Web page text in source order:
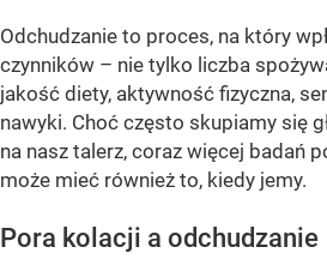
Odchudzanie to proces, na który
czynników – nie tylko liczba
jakość diety, aktywność fizyczna,
nawyki. Choć często skupiamy się
na nasz talerz, coraz więcej badań
może mieć również to, kiedy jemy.
Pora kolacji a odchudzanie